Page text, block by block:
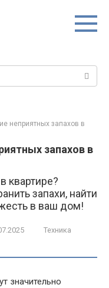
неприятных запахов в
запахов в
квартире?
запахи, найти
в ваш дом!
Техника
значительно